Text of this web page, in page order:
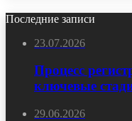
Последние записи
23.07.2026
Процесс
ключевые
29.06.2026